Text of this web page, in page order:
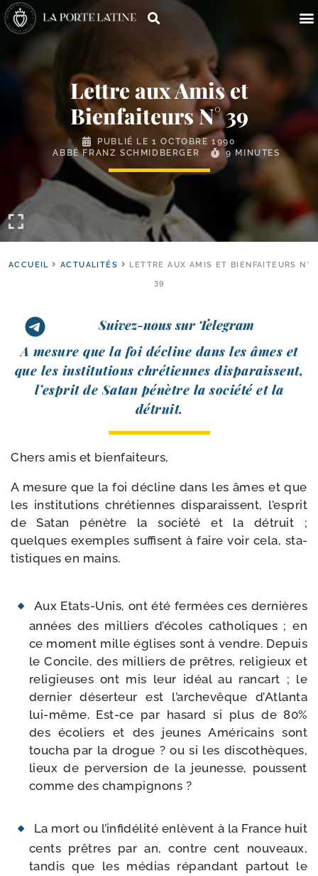
Lettre aux Amis et
Bienfaiteurs N° 39
PUBLIÉ LE1 OCTOBRE 1990
ABBÉ FRANZ SCHMIDBERGER
9 MINUTES
ACCUEIL ACTUALITÉS
LETTRE AUX AMIS ET BIENFAITEURS N°
39
Suivez-nous sur Telegram
A mesure que la foi décline dans les âmes et
que les ins­ti­tu­tions chré­tiennes dis­pa­raissent,
l’es­prit de Satan pénètre la socié­té et la
détruit.
Chers amis et bienfaiteurs,
A mesure que la foi décline dans les âmes et que
les ins­ti­tu­tions chré­tiennes dis­pa­raissent, l’es­prit
de Satan pénètre la socié­té et la détruit ;
quelques exemples suf­fisent à faire voir cela, sta­
tis­tiques en mains.
Aux Etats-​Unis, ont été fer­mées ces der­nières
années des mil­liers d’é­coles catho­liques ; en
ce moment mille églises sont à vendre. Depuis
le Concile, des mil­liers de prêtres, reli­gieux et
reli­gieuses ont mis leur idéal au ran­cart ; le
der­nier déser­teur est l’ar­che­vêque d’Atlanta
lui-​même. Est-​ce par hasard si plus de 80%
des éco­liers et des jeunes Américains sont
tou­cha par la drogue ? ou si les dis­co­thèques,
lieux de per­ver­sion de la jeu­nesse, poussent
comme des cham­pi­gnons ?
La mort ou l’in­fi­dé­li­té enlèvent à la France huit
cents prêtres par an, contre cent nou­veaux,
tan­dis que les médias répan­dant par­tout le